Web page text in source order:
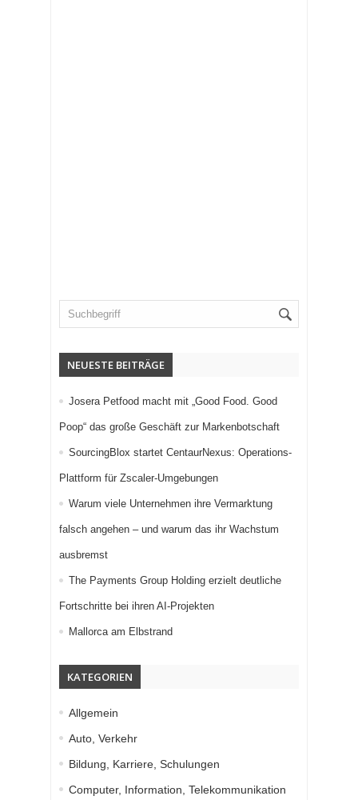
NEUESTE BEITRÄGE
Josera Petfood macht mit „Good Food. Good
Poop“ das große Geschäft zur Markenbotschaft
SourcingBlox startet CentaurNexus: Operations-
Plattform für Zscaler-Umgebungen
Warum viele Unternehmen ihre Vermarktung
falsch angehen – und warum das ihr Wachstum
ausbremst
The Payments Group Holding erzielt deutliche
Fortschritte bei ihren AI-Projekten
Mallorca am Elbstrand
KATEGORIEN
Allgemein
Auto, Verkehr
Bildung, Karriere, Schulungen
Computer, Information, Telekommunikation